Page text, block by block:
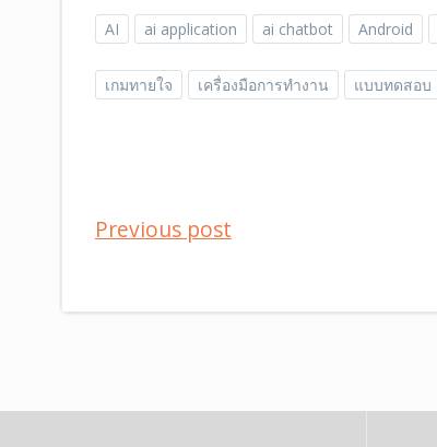
AI ai application ai chatbot Android
เกมทายใจ เครื่องมือการทำงาน แบบทดสอบ
แนะแนว
เรื่อง
Previous post